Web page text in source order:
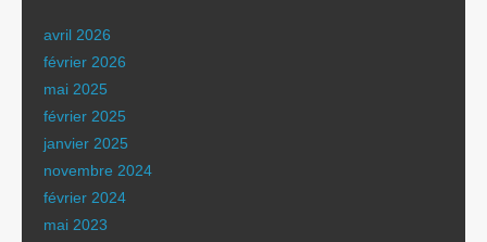
avril 2026
février 2026
mai 2025
février 2025
janvier 2025
novembre 2024
février 2024
mai 2023